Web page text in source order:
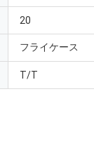
20
フライケース
T/T